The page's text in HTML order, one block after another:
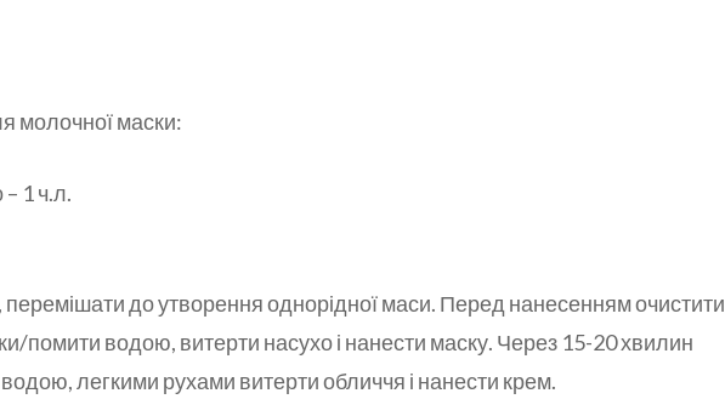
молочної маски:
1 ч.л.
перемішати до утворення однорідної маси. Перед нанесенням очистити
помити водою, витерти насухо і нанести маску. Через 15-20 хвилин
легкими рухами витерти обличчя і нанести крем.